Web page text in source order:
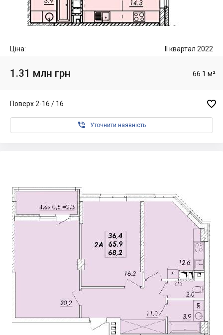
Ціна: II квартал 2022
1.31 млн грн 66.1 м²
Поверх 2-16 / 16 
 Уточнити наявність